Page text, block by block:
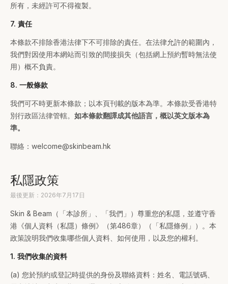
所有，未經許可不得複製。
7. 責任
本條款不排除香港法律下不可排除的責任。在法律允許的範圍內，
我們對因使用本網站而引致的間接損失（包括網上預約暫時無法使
用）概不負責。
8. 一般條款
我們可不時更新本條款；以本頁刊載的版本為準。本條款受香港特
別行政區法律管轄。 如本條款翻譯成其他語言，概以英文版本為
準。
聯絡：welcome@skinbeam.hk
私隱政策
最後更新：2026年7月17日
Skin & Beam（「本診所」、「我們」）尊重您的私隱，並遵守香
港《個人資料（私隱）條例》（第486章）（「私隱條例」）。本
政策說明我們收集哪些個人資料、如何使用，以及您的權利。
1. 我們收集的資料
(a) 您於預約或登記時提供的身份及聯絡資料：姓名、電話號碼、